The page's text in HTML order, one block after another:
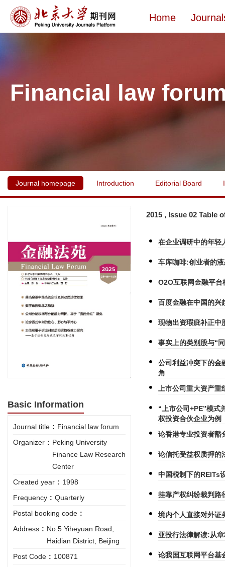
Home
Financial law
Journal homepage Introduction Editorial Board
Basic Information
Journal title : Financial law forum
Organizer : Peking University
Finance Law Research
Center
Created year : 1998
Frequency : Quarterly
Postal booking code :
Address : No.5 Yiheyuan Road,
Haidian District, Beijing
Post Code : 100871
2015 , Issue 02 Table
在企业调研中的年轻
车库咖啡:创业者的
O2O互联网金融平
百度金融在中国的
现物出资瑕疵补正中
事实上的类别股与“
公司利益冲突下的
角
上市公司重大资产
“上市公司+PE”模
权投资合伙企业为例
论香港专业投资者
论信托受益权质押
中国税制下的
挂靠产权纠纷裁判路
境内个人直接对外证
亚投行法律解读:从
论我国互联网平台基